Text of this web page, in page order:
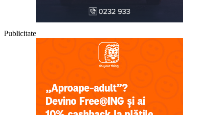
Publicitate